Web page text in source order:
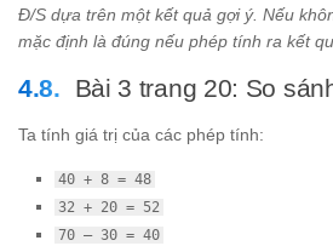
Đ/S dựa trên một kết quả gợi ý. Nếu
mặc định là đúng nếu phép tính ra kết
Bài 3 trang 20: So
Ta tính giá trị của các phép tính:
40 + 8 = 48
32 + 20 = 52
70 – 30 = 40